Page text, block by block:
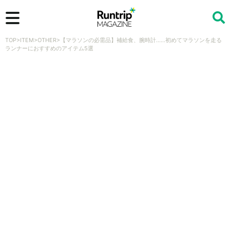
検索
TOP>ITEM>OTHER> 【マラソンの必需品】補給食、腕時計……初めてマラソンを走る
ランナーにおすすめのアイテム5選